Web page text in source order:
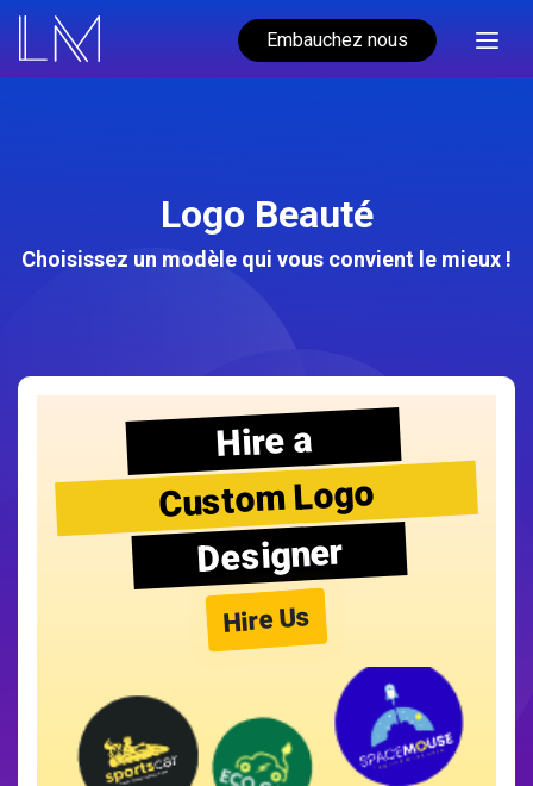
Embauchez nous
Logo Beauté
Choisissez un modèle qui vous convient le mieux !
Hire a
Custom Logo
Designer
Hire Us